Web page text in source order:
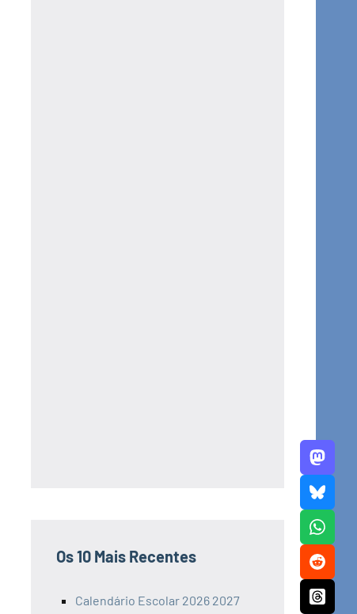
Os 10 Mais Recentes
Calendário Escolar 2026 2027